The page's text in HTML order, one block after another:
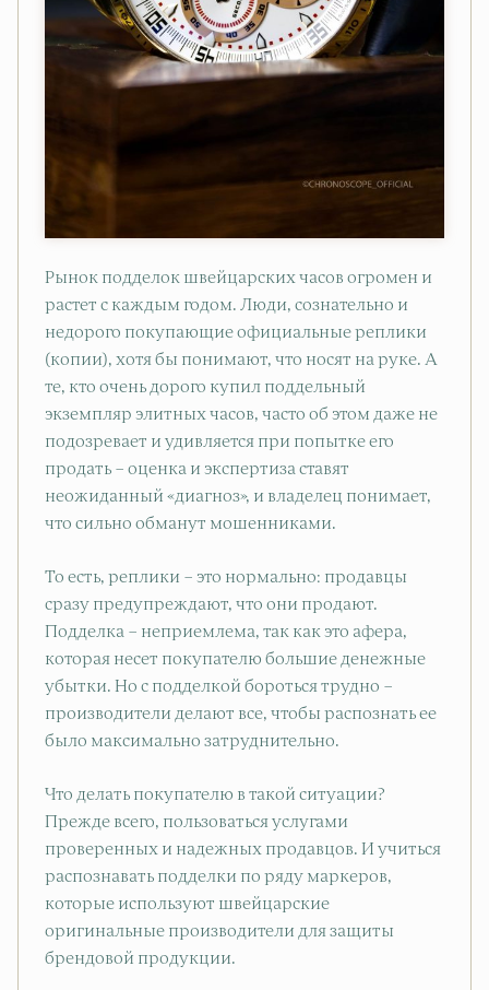
Рынок подделок швейцарских часов огромен и
растет с каждым годом. Люди, сознательно и
недорого покупающие официальные реплики
(копии), хотя бы понимают, что носят на руке. А
те, кто очень дорого купил поддельный
экземпляр элитных часов, часто об этом даже не
подозревает и удивляется при попытке его
продать – оценка и экспертиза ставят
неожиданный «диагноз», и владелец понимает,
что сильно обманут мошенниками.
То есть, реплики – это нормально: продавцы
сразу предупреждают, что они продают.
Подделка – неприемлема, так как это афера,
которая несет покупателю большие денежные
убытки. Но с подделкой бороться трудно –
производители делают все, чтобы распознать ее
было максимально затруднительно.
Что делать покупателю в такой ситуации?
Прежде всего, пользоваться услугами
проверенных и надежных продавцов. И учиться
распознавать подделки по ряду маркеров,
которые используют швейцарские
оригинальные производители для защиты
брендовой продукции.